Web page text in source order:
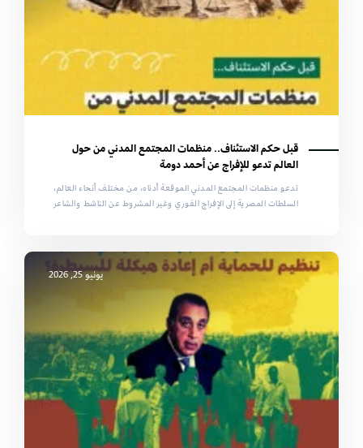
قبل حكم الاستئناف.. منظمات المجتمع المدني من حول
العالم تدعو للإفراج عن أحمد دومة
تدعو منظمات المجتمع المدني الموقعة أدناه، من مختلف أنحاء العالم،
السلطات المصرية إلى الإفراج الفوري وغير المشروط عن الناشط والشاعر
يونيو 25, 2026